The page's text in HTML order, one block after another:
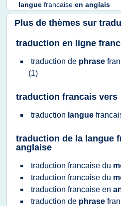
langue francaise en anglais
Plus de thèmes sur
traduction en ligne
traduction de phrase
(1)
traduction francais vers
traduction langue
traduction de la langue
anglaise
traduction francaise du
traduction francaise du
traduction francaise en
traduction de phrase